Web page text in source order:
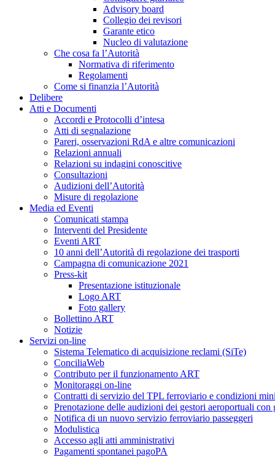
Advisory board
Collegio dei revisori
Garante etico
Nucleo di valutazione
Che cosa fa l’Autorità
Normativa di riferimento
Regolamenti
Come si finanzia l’Autorità
Delibere
Atti e Documenti
Accordi e Protocolli d’intesa
Atti di segnalazione
Pareri, osservazioni RdA e altre comunicazioni
Relazioni annuali
Relazioni su indagini conoscitive
Consultazioni
Audizioni dell’Autorità
Misure di regolazione
Media ed Eventi
Comunicati stampa
Interventi del Presidente
Eventi ART
10 anni dell’Autorità di regolazione dei trasporti
Campagna di comunicazione 2021
Press-kit
Presentazione istituzionale
Logo ART
Foto gallery
Bollettino ART
Notizie
Servizi on-line
Sistema Telematico di acquisizione reclami (SiTe)
ConciliaWeb
Contributo per il funzionamento ART
Monitoraggi on-line
Contratti di servizio del TPL ferroviario e condizioni
Prenotazione delle audizioni dei gestori aeroportuali con
Notifica di un nuovo servizio ferroviario passeggeri
Modulistica
Accesso agli atti amministrativi
Pagamenti spontanei pagoPA